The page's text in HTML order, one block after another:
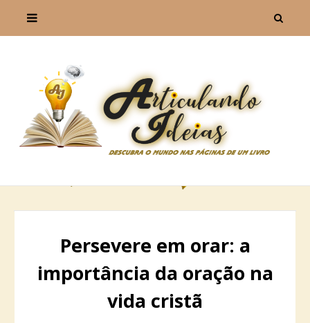
Persevere em orar: a
importância da oração na
vida cristã